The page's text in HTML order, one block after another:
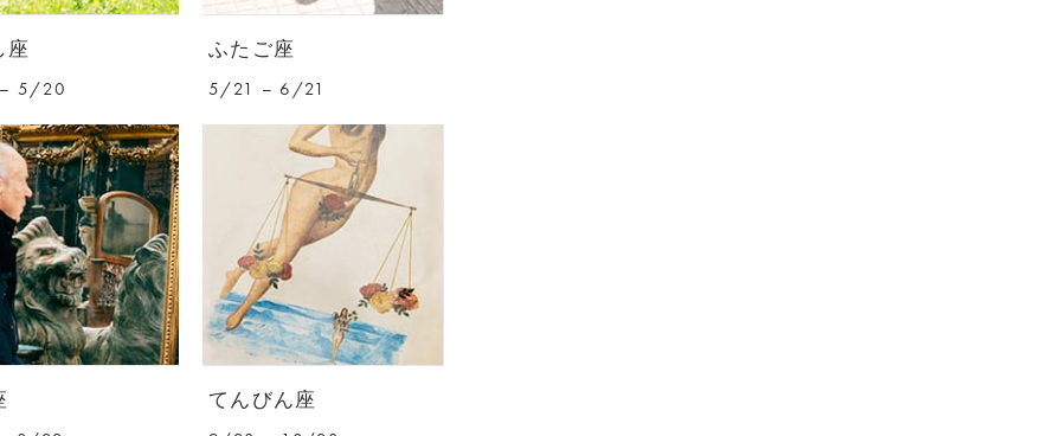
座
5/20
ふたご座
5/21 – 6/21
てんびん座